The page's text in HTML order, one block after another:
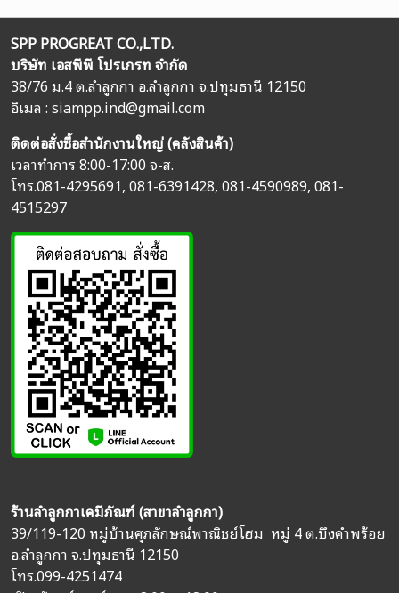
SPP PROGREAT CO.,LTD.
บริษัท เอสพีพี โปรเกรท จำกัด
38/76 ม.4 ต.ลำลูกกา อ.ลำลูกกา จ.ปทุมธานี 12150
อิเมล :siampp.ind@gmail.com
ติดต่อสั่งซื้อสำนักงานใหญ่ (คลังสินค้า)
เวลาทำการ 8:00-17:00 จ-ส.
โทร.081-4295691,081-6391428,081-4590989,081-
4515297
ร้านลำลูกกาเคมีภัณฑ์ (สาขาลำลูกกา)
39/119-120 หมู่บ้านศุภลักษณ์พาณิชย์โฮม หมู่ 4 ต.บึงคำพร้อย
อ.ลำลูกกา จ.ปทุมธานี 12150
โทร.099-4251474